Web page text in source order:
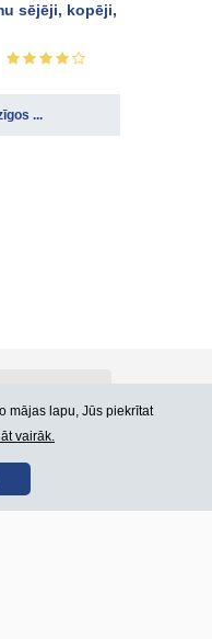
sējēji, kopēji,
...
noteikumi
mājas lapu, Jūs piekrītat
vairāk.